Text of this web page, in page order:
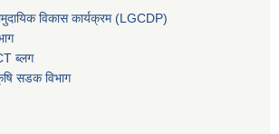
विकास कार्यक्रम (LGCDP)
ब्लग
सडक विभाग